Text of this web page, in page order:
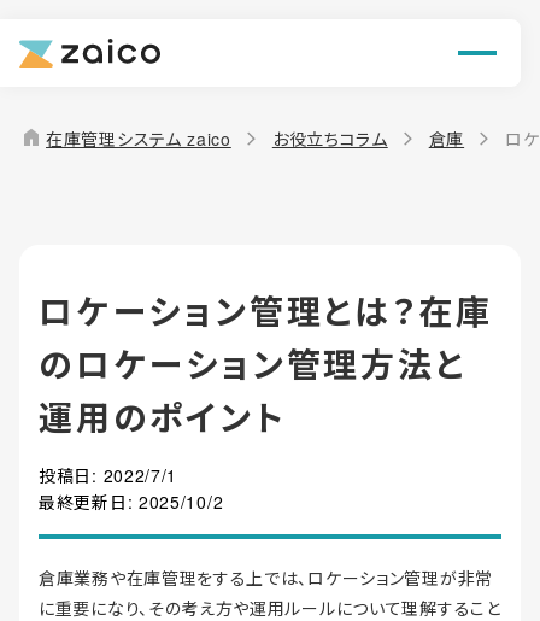
機能
解決できる課題
導入事例
お役立ち情報
home 在庫管理システム zaico お役立ちコラム 倉庫 ロ
ロケーション管理とは？在庫
のロケーション管理方法と
運用のポイント
投稿日: 2022/7/1
最終更新日: 2025/10/2
倉庫業務や在庫管理をする上では、ロケーション管理が非常
に重要になり、その考え方や運用ルールについて理解すること